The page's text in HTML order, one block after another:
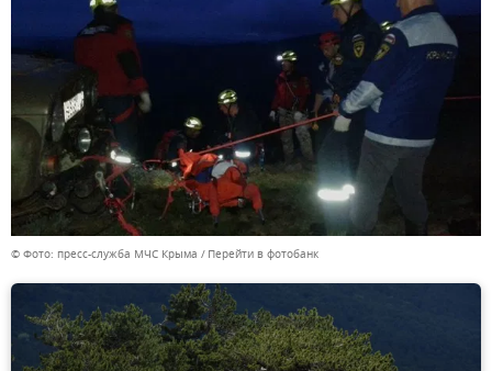
© Фото: пресс-служба МЧС Крыма Перейти в фотобанк